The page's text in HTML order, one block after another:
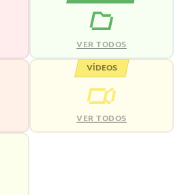
VER TODOS
VÍDEOS
VER TODOS